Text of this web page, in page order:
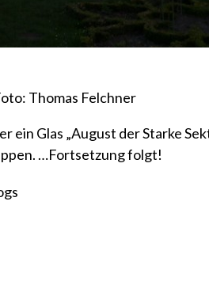
Thomas Felchner
ein Glas „August der Starke
…Fortsetzung folgt!